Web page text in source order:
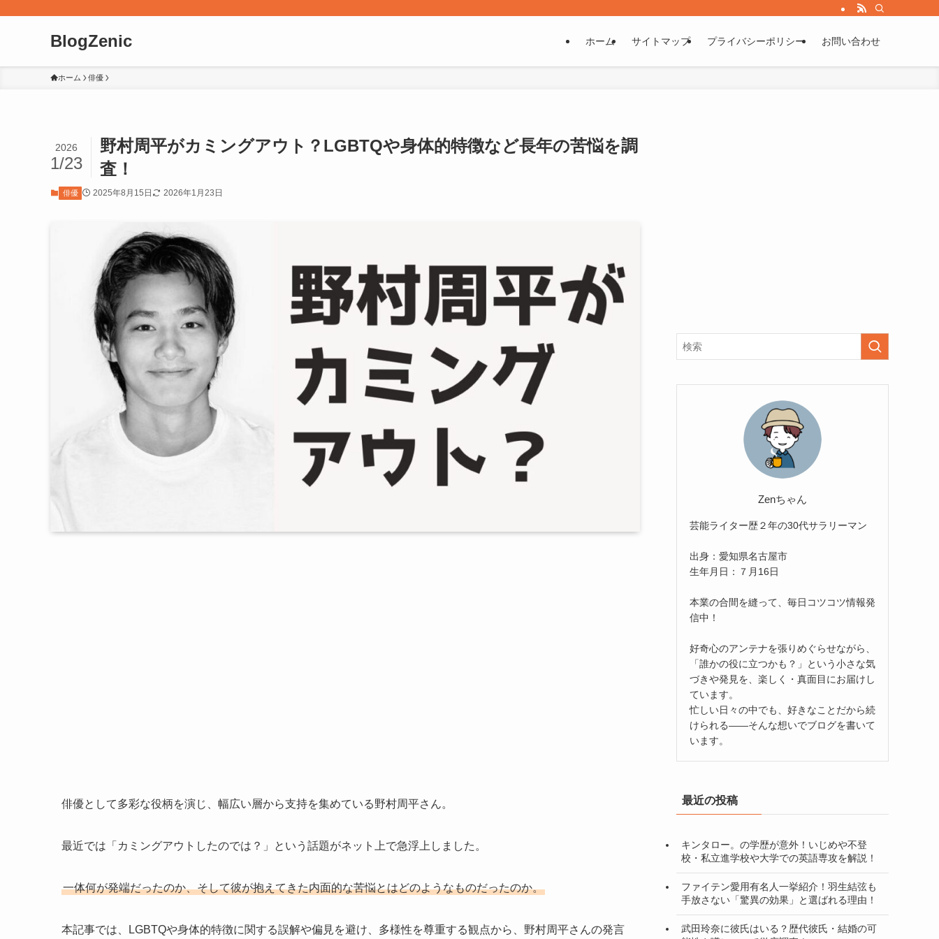
BlogZenic ホーム サイトマップ プライバシーポリシー お問い合わせ
ホーム 俳優
野村周平がカミングアウト？LGBTQや身体的特徴など長年の苦悩を調
査！
2026
1/23
俳優 2025年8月15日 2026年1月23日
俳優として多彩な役柄を演じ、幅広い層から支持を集めている野村周平さん。
最近では「カミングアウトしたのでは？」という話題がネット上で急浮上しました。
一体何が発端だったのか、そして彼が抱えてきた内面的な苦悩とはどのようなものだったのか。
本記事では、LGBTQや身体的特徴に関する誤解や偏見を避け、多様性を尊重する観点から、野村周平さんの発言
Zenちゃん
芸能ライター歴２年の30代サラリーマン
出身：愛知県名古屋市
生年月日：７月16日
本業の合間を縫って、毎日コツコツ情報発
信中！
好奇心のアンテナを張りめぐらせながら、
「誰かの役に立つかも？」という小さな気
づきや発見を、楽しく・真面目にお届けし
ています。
忙しい日々の中でも、好きなことだから続
けられる——そんな想いでブログを書いて
います。
最近の投稿
キンタロー。の学歴が意外！いじめや不登
校・私立進学校や大学での英語専攻を解説！
ファイテン愛用有名人一挙紹介！羽生結弦も
手放さない「驚異の効果」と選ばれる理由！
武田玲奈に彼氏はいる？歴代彼氏・結婚の可